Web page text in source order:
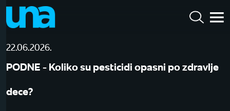
22.06.2026.
PODNE - Koliko su pesticidi opasni po zdravlje
dece?